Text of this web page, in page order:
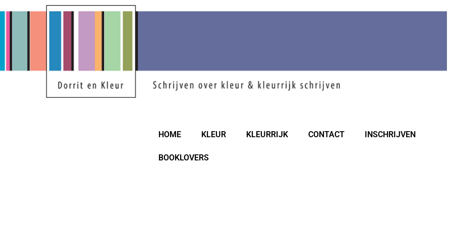
HOME KLEUR KLEURRIJK CONTACT INSCHRIJVEN
BOOKLOVERS